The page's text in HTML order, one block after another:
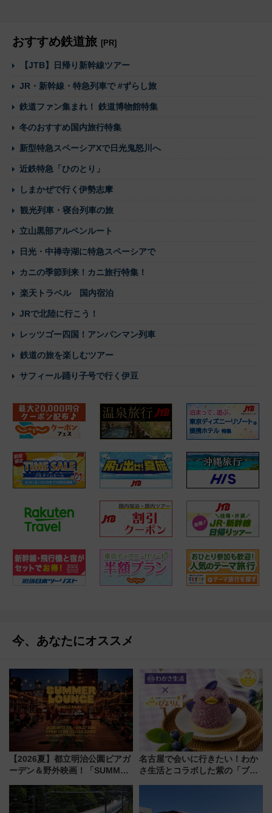
おすすめ鉄道旅 [PR]
【JTB】日帰り新幹線ツアー
JR・新幹線・特急列車で #ずらし旅
鉄道ファン集まれ！ 鉄道博物館特集
冬のおすすめ国内旅行特集
新型特急スペーシアXで日光鬼怒川へ
近鉄特急「ひのとり」
しまかぜで行く伊勢志摩
観光列車・寝台列車の旅
立山黒部アルペンルート
日光・中禅寺湖に特急スペーシアで
カニの季節到来！カニ旅行特集！
楽天トラベル 国内宿泊
JRで北陸に行こう！
レッツゴー四国！アンパンマン列車
鉄道の旅を楽しむツアー
サフィール踊り子号で行く伊豆
今、あなたにオススメ
【2026夏】都立明治公園ビアガ
ーデン＆野外映画！「SUMMER
ケジュール 夜風とビール、映画
を満喫！
名古屋で会いに行きたい！わか
さ生活とコラボした紫の「ブル